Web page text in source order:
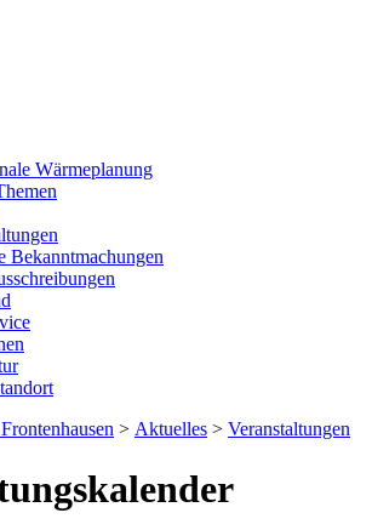
Wärmeplanung
Bekanntmachungen
> Aktuelles > Veranstaltungen